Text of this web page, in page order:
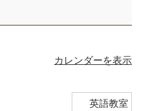
カレンダーを表示
英語教室